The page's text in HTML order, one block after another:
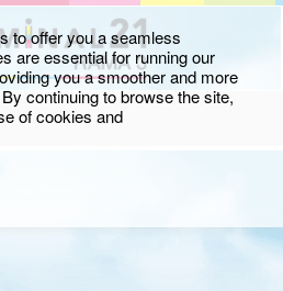
to offer you a seamless
are essential for running our
you a smoother and more
continuing to browse the site,
of cookies and